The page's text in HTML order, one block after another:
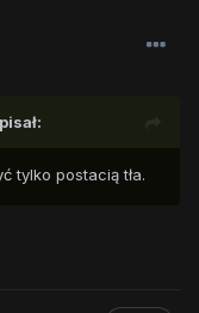
tylko postacią tła.